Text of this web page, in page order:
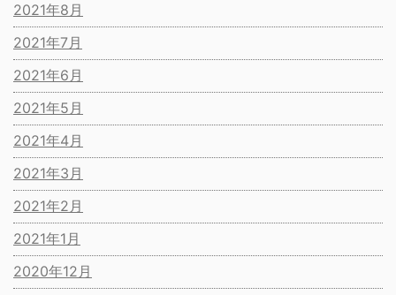
2021年8月
2021年7月
2021年6月
2021年5月
2021年4月
2021年3月
2021年2月
2021年1月
2020年12月